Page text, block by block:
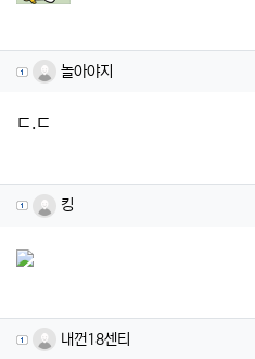
놀아야지님의 댓글
놀아야지
ㄷ.ㄷ
킹님의 댓글
킹
내껀18센티님의 댓글
내껀18센티